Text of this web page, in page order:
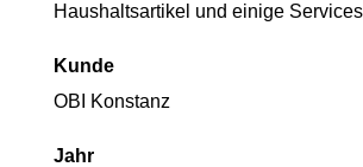
Haushaltsartikel und einige
Kunde
OBI Konstanz
Jahr